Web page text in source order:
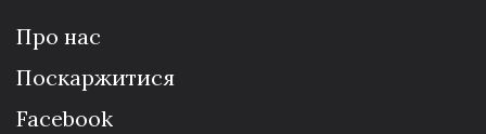
Про нас
Поскаржитися
Facebook